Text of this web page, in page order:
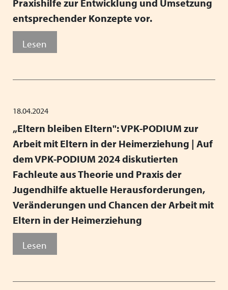
Praxishilfe zur Entwicklung und Umsetzung
entsprechender Konzepte vor.
Lesen
18.04.2024
„Eltern bleiben Eltern": VPK-PODIUM zur
Arbeit mit Eltern in der Heimerziehung | Auf
dem VPK-PODIUM 2024 diskutierten
Fachleute aus Theorie und Praxis der
Jugendhilfe aktuelle Herausforderungen,
Veränderungen und Chancen der Arbeit mit
Eltern in der Heimerziehung
Lesen